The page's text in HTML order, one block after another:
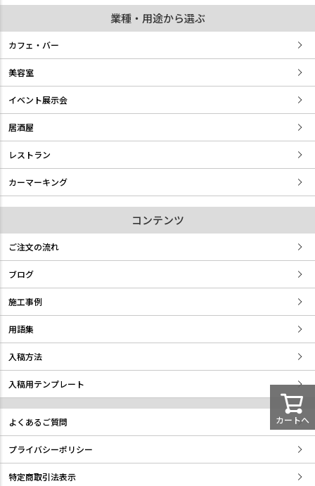
カートへ
業種・用途から選ぶ
カフェ・バー
美容室
イベント展示会
居酒屋
レストラン
カーマーキング
コンテンツ
ご注文の流れ
ブログ
施工事例
用語集
入稿方法
入稿用テンプレート
よくあるご質問
プライバシーポリシー
特定商取引法表示